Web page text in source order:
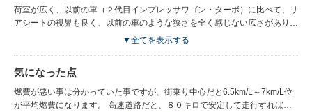
荷室が広く、以前の車（２代目インプレッサワゴン・ターボ）に比べて、リ
アシートの視界も良く、以前の車のような狭さを全く感じない広さがあり、
それでいて、ハイパワーなターボエンジンなので、快適に走るAT車です。
▼全てを表示する
気になった点
燃費が悪い事は分かっていた事ですが、街乗り中心だと6.5km/L～7km/L位
が平均燃費になります。 高速道路だと、８０キロで安定して走行すれば、